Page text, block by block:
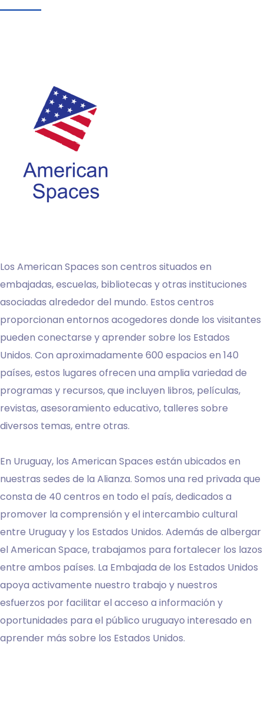
Los American Spaces son centros situados en
embajadas, escuelas, bibliotecas y otras instituciones
asociadas alrededor del mundo. Estos centros
proporcionan entornos acogedores donde los visitantes
pueden conectarse y aprender sobre los Estados
Unidos. Con aproximadamente 600 espacios en 140
países, estos lugares ofrecen una amplia variedad de
programas y recursos, que incluyen libros, películas,
revistas, asesoramiento educativo, talleres sobre
diversos temas, entre otras.
En Uruguay, los American Spaces están ubicados en
nuestras sedes de la Alianza. Somos una red privada que
consta de 40 centros en todo el país, dedicados a
promover la comprensión y el intercambio cultural
entre Uruguay y los Estados Unidos. Además de albergar
el American Space, trabajamos para fortalecer los lazos
entre ambos países. La Embajada de los Estados Unidos
apoya activamente nuestro trabajo y nuestros
esfuerzos por facilitar el acceso a información y
oportunidades para el público uruguayo interesado en
aprender más sobre los Estados Unidos.